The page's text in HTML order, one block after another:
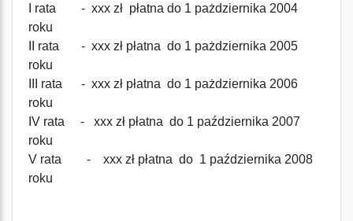
I rata - xxx zł płatna do 1 pażdziernika 2004
roku
II rata - xxx zł płatna do 1 pażdziernika 2005
roku
III rata - xxx zł płatna do 1 pażdziernika 2006
roku
IV rata - xxx zł płatna do 1 października 2007
roku
V rata - xxx zł płatna do 1 października 2008
roku